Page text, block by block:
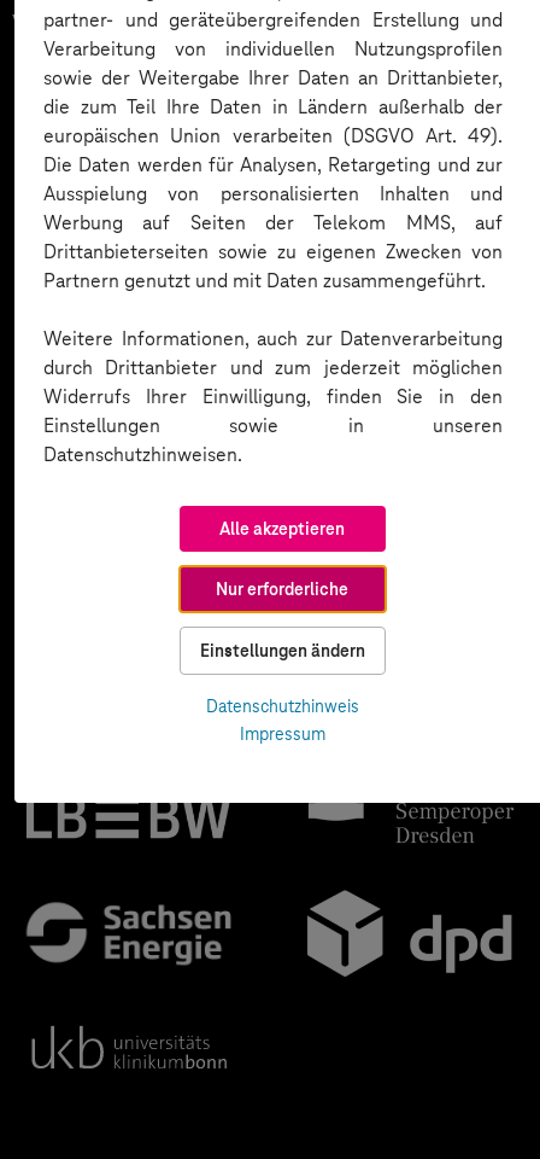
partner- und geräteübergreifenden Erstellung und
Verarbeitung von individuellen Nutzungsprofilen
sowie der Weitergabe Ihrer Daten an Drittanbieter,
die zum Teil Ihre Daten in Ländern außerhalb der
europäischen Union verarbeiten (DSGVO Art. 49).
Die Daten werden für Analysen, Retargeting und zur
Ausspielung von personalisierten Inhalten und
Werbung auf Seiten der Telekom MMS, auf
Drittanbieterseiten sowie zu eigenen Zwecken von
Partnern genutzt und mit Daten zusammengeführt.
Weitere Informationen, auch zur Datenverarbeitung
durch Drittanbieter und zum jederzeit möglichen
Widerrufs Ihrer Einwilligung, finden Sie in den
Einstellungen sowie in unseren
Datenschutzhinweisen.
Alle akzeptieren
Nur erforderliche
Einstellungen ändern
Datenschutzhinweis
Impressum
vertrauen auf unsere
Expertise. Hier eine Auswahl: